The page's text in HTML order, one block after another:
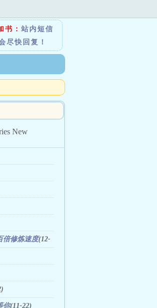
书： 站内短信
尽快回复！
New
倍修炼速度(12-
你(11-22)